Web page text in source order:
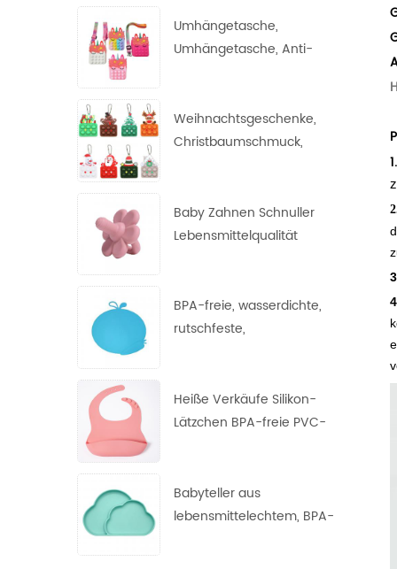
Umhängetasche,
Umhängetasche, Anti-
Prinzessinnen-Geldbörse
Weihnachtsgeschenke,
Christbaumschmuck,
Blasenspielzeug,
Dekompressions-
Baby Zahnen Schnuller
Lebensmittelqualität
BPA-freie, wasserdichte,
rutschfeste,
Heiße Verkäufe Silikon-
Lätzchen BPA-freie PVC-
Lätzchen
Babyteller aus
lebensmittelechtem, BPA-
1.